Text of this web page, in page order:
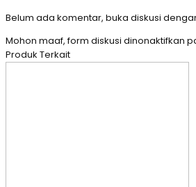
Belum ada komentar, buka diskusi
Mohon maaf, form diskusi dinonaktifkan
Produk Terkait